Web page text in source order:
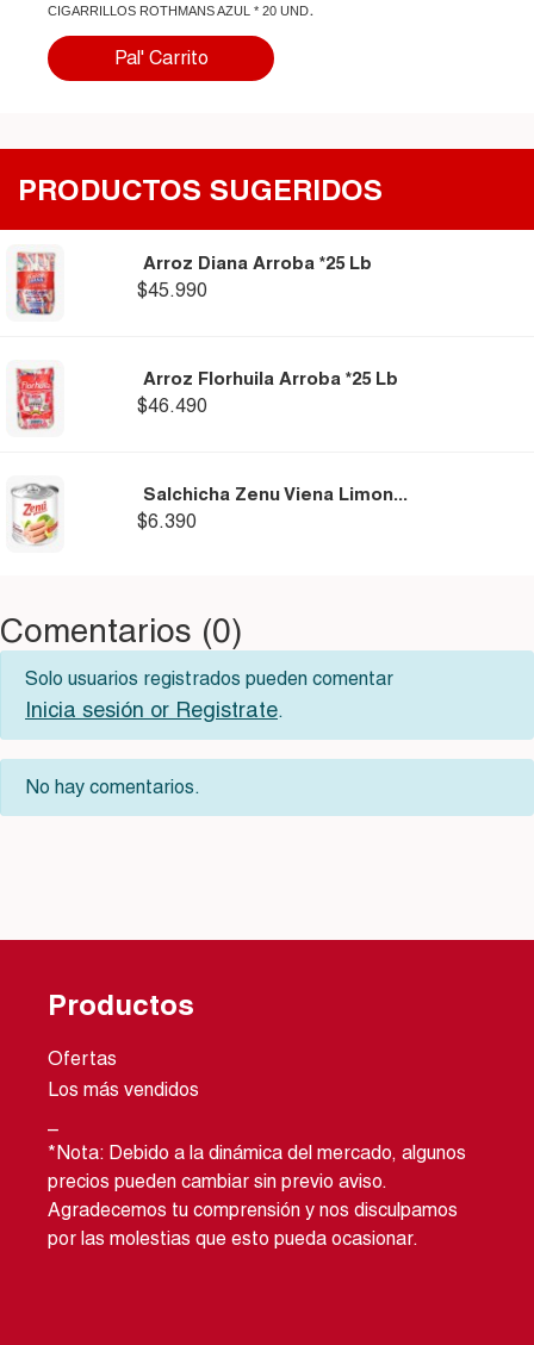
CIGARRILLOS ROTHMANS AZUL * 20 UND.
Pal' Carrito
PRODUCTOS SUGERIDOS
Arroz Diana Arroba *25 Lb
$45.990
Arroz Florhuila Arroba *25 Lb
$46.490
Salchicha Zenu Viena Limon...
$6.390
Comentarios (0)
Solo usuarios registrados pueden comentar
Inicia sesión or Registrate.
No hay comentarios.
Productos
Ofertas
Los más vendidos
*Nota: Debido a la dinámica del mercado, algunos
precios pueden cambiar sin previo aviso.
Agradecemos tu comprensión y nos disculpamos
por las molestias que esto pueda ocasionar.